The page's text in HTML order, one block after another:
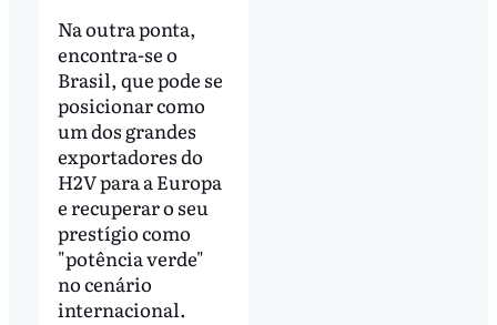
Na outra ponta,
encontra-se o
Brasil, que pode se
posicionar como
um dos grandes
exportadores do
H2V para a Europa
e recuperar o seu
prestígio como
"potência verde"
no cenário
internacional.